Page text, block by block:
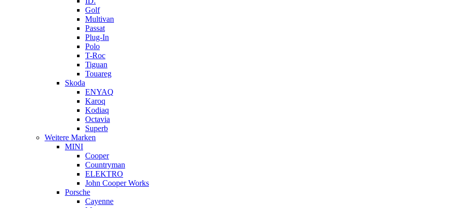
Golf
Multivan
Passat
Plug-In
Polo
T-Roc
Tiguan
Touareg
Skoda
ENYAQ
Karoq
Kodiaq
Octavia
Superb
Weitere Marken
MINI
Cooper
Countryman
ELEKTRO
John Cooper Works
Porsche
Cayenne